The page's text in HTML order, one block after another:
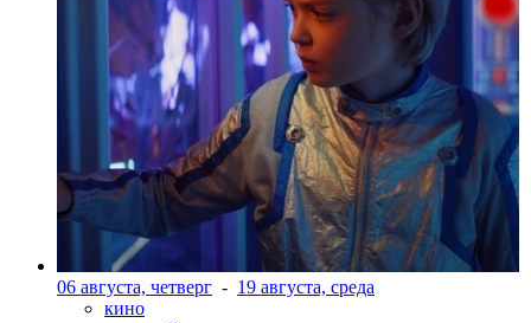
06 августа, четверг - 19 августа, среда
кино